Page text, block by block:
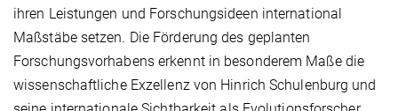
ihren Leistungen und Forschungsideen international
Maßstäbe setzen. Die Förderung des geplanten
Forschungsvorhabens erkennt in besonderem Maße die
wissenschaftliche Exzellenz von Hinrich Schulenburg und